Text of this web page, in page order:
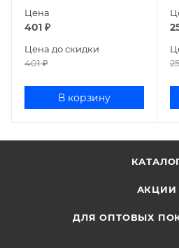
Цена
401 ₽
Цена до скидки
401₽
В корзину
АКЦИИ
ДЛЯ ОПТОВЫХ